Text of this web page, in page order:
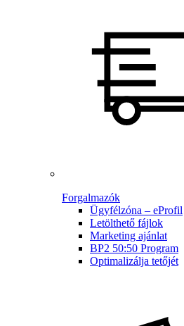
Forgalmazók
Ügyfélzóna – eProfil
Letölthető fájlok
Marketing ajánlat
BP2 50:50 Program
Optimalizálja tetőjét